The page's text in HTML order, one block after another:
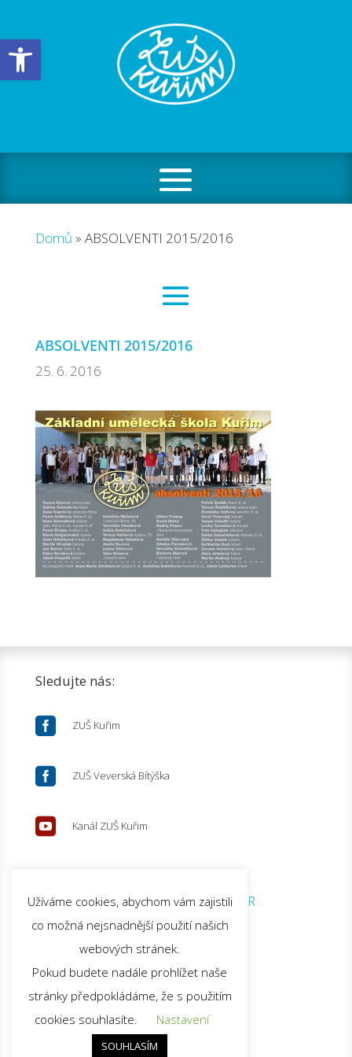
Open toolbar
Domů » ABSOLVENTI 2015/2016
ABSOLVENTI 2015/2016
25. 6. 2016
Sledujte nás:
 ZUŠ Kuřim
 ZUŠ Veverská Bítýška
 Kanál ZUŠ Kuřim
© 2026 ZUŠ Kuřim |GDPR
Užíváme cookies, abychom vám zajistili
co možná nejsnadnější použití našich
webových stránek.
Pokud budete nadále prohlížet naše
stránky předpokládáme, že s použitím
cookies souhlasíte.
Nastavení
SOUHLASÍM